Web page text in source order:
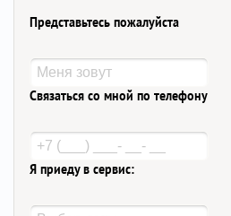
Представьтесь пожалуйста
Связаться со мной по телефону
Я приеду в сервис: